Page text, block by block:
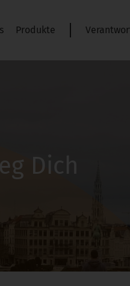
Produkte
Dich